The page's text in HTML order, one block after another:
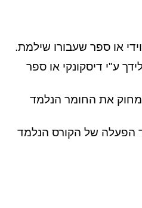
או ספר שעבורו שילמת.
לידך ע"י דיסקונקי או ספר
את החומר הנלמד
הפעלה של הקורס הנלמד